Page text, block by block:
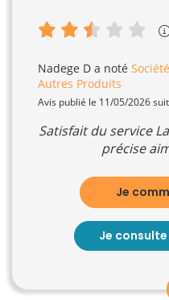
Nadege D a noté
Autres Produits
Avis publié le 11/05/2026
Satisfait du service
précise
Je
Je